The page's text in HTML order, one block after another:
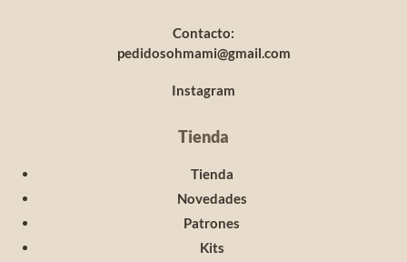
Contacto:
pedidosohmami@gmail.com
Instagram
Tienda
Tienda
Novedades
Patrones
Kits